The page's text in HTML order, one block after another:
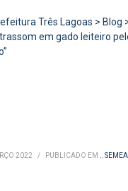
Três Lagoas > Blog
em gado leiteiro
2022 / PUBLICADO EM .,SEMEA